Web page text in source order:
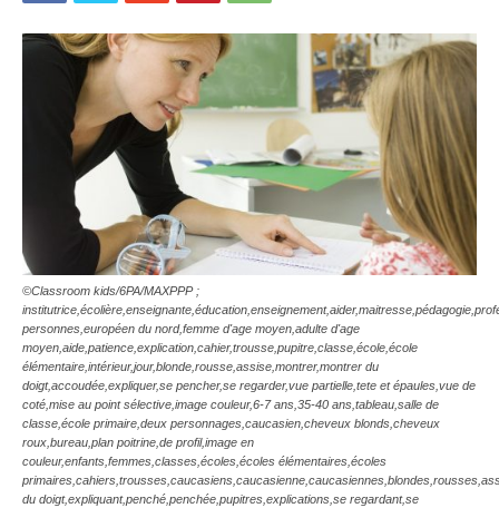
©Classroom kids/6PA/MAXPPP ;
personnes,européen du nord,femme d'age moyen,adulte d'age
moyen,aide,patience,explication,cahier,trousse,pupitre,classe,école,école
élémentaire,intérieur,jour,blonde,rousse,assise,montrer,montrer du
doigt,accoudée,expliquer,se pencher,se regarder,vue partielle,tete et épaules,vue de
coté,mise au point sélective,image couleur,6-7 ans,35-40 ans,tableau,salle de
classe,école primaire,deux personnages,caucasien,cheveux blonds,cheveux
roux,bureau,plan poitrine,de profil,image en
couleur,enfants,femmes,classes,écoles,écoles élémentaires,écoles
du doigt,expliquant,penché,penchée,pupitres,explications,se regardant,se